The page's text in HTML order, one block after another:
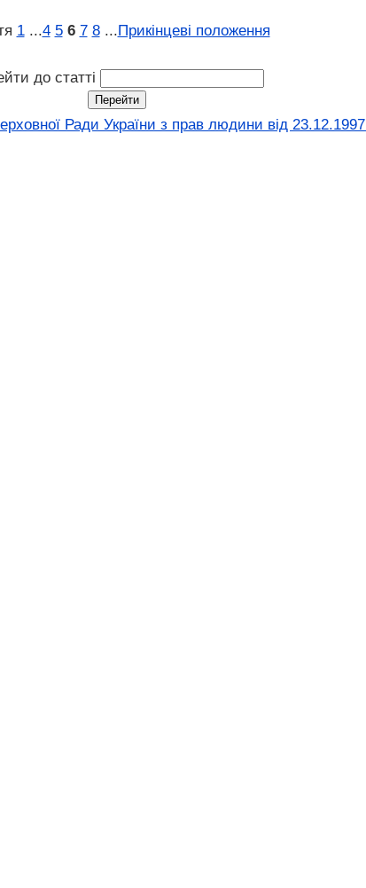
1 ...4 5 6 7 8 ...Прикінцеві положення
до статті
Ради України з прав людини вiд